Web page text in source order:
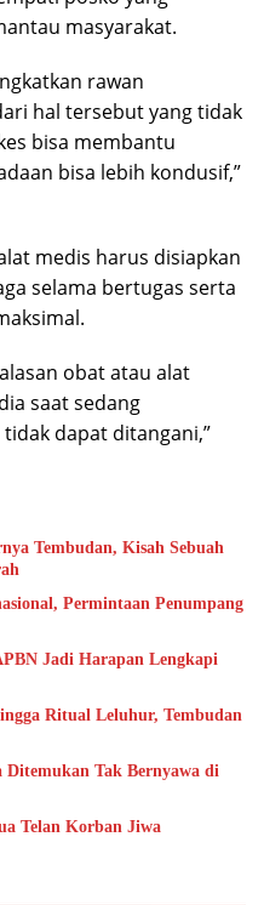
masyarakat.
rawan
hal tersebut yang tidak
bisa membantu
bisa lebih kondusif,”
medis harus disiapkan
selama bertugas serta
obat atau alat
saat sedang
dapat ditangani,”
Tembudan, Kisah Sebuah
Permintaan Penumpang
Jadi Harapan Lengkapi
Ritual Leluhur, Tembudan
Tak Bernyawa di
Telan Korban Jiwa